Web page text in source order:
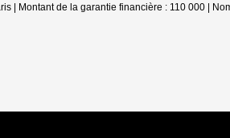
Montant de la garantie financière : 110 000 |